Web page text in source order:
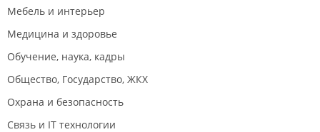
Мебель и интерьер
Медицина и здоровье
Обучение, наука, кадры
Общество, Государство, ЖКХ
Охрана и безопасность
Связь и IT технологии